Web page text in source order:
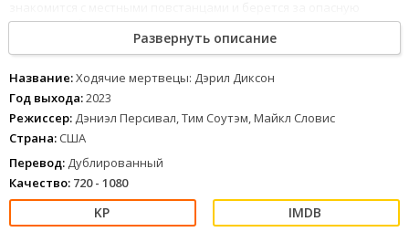
миссию - забрать мальчика Лорана от его тети и увезти в Париж.
Ходят слухи, что ребенок - новый мессия, ведь он рожден
от матери-зомби, но при этом сам остался здоровым.
1 234 5 6 78
Развернуть описание
Название:Ходячие мертвецы: Дэрил Диксон
Год выхода:2023
Режиссер: Дэниэл Персивал, Тим Соутэм, Майкл Словис
Страна: США
Перевод: Дублированный
Качество: 720 - 1080